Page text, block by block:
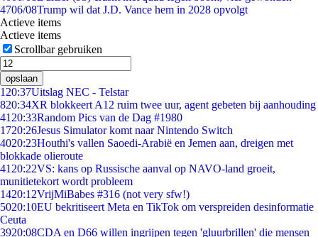
4706/08Trump wil dat J.D. Vance hem in 2028 opvolgt
Actieve items
Actieve items
Scrollbar gebruiken
opslaan
1 20:37Uitslag NEC - Telstar
820:34XR blokkeert A12 ruim twee uur, agent gebeten bij aanhouding
41 20:33Random Pics van de Dag #1980
1720:26Jesus Simulator komt naar Nintendo Switch
4020:23Houthi's vallen Saoedi-Arabië en Jemen aan, dreigen met
blokkade olieroute
41 20:22VS: kans op Russische aanval op NAVO-land groeit,
munitietekort wordt probleem
1420:12VrijMiBabes #316 (not very sfw!)
5020:10EU bekritiseert Meta en TikTok om verspreiden desinformatie
Ceuta
3920:08CDA en D66 willen ingrijpen tegen 'gluurbrillen' die mensen